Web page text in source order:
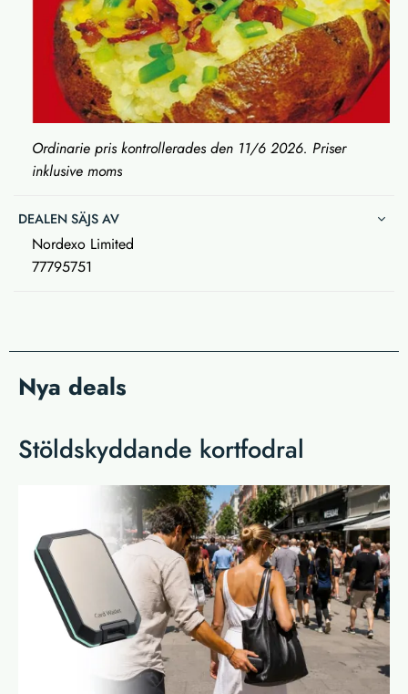
Ordinarie pris kontrollerades den 11/6 2026. Priser
inklusive moms
DEALEN SÄJS AV
Nordexo Limited
77795751
Nya deals
Stöldskyddande kortfodral